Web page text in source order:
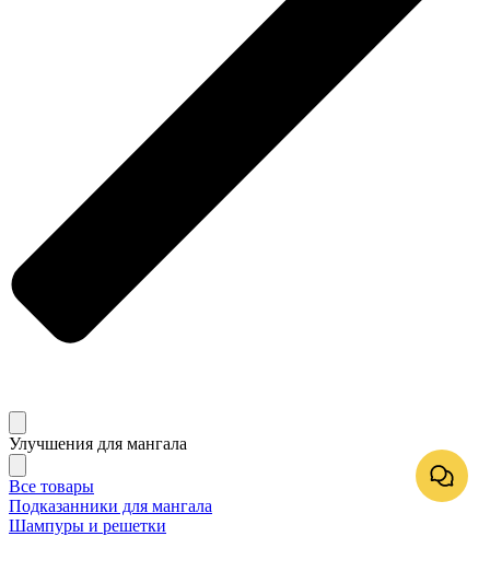
Улучшения для мангала
Все товары
Подказанники для мангала
Шампуры и решетки